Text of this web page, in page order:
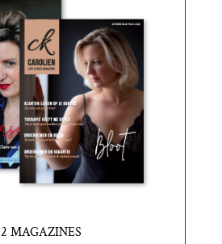
2 MAGAZINES